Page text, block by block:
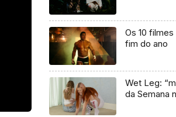
Os 10
fim do ano
Wet Leg:
da Semana